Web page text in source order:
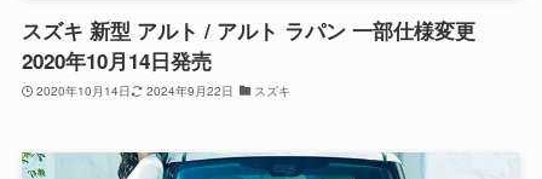
スズキ 新型 アルト / アルト ラパン 一部仕様変更
2020年10月14日発売
2020年10月14日 2024年9月22日 スズキ